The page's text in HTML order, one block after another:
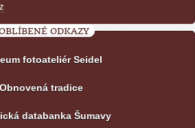
ODKAZY
fotoateliér Seidel
Obnovená tradice
databanka Šumavy